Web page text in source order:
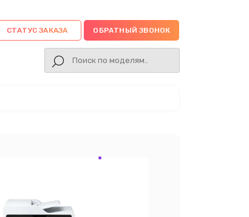
СТАТУС ЗАКАЗА ОБРАТНЫЙ ЗВОНОК